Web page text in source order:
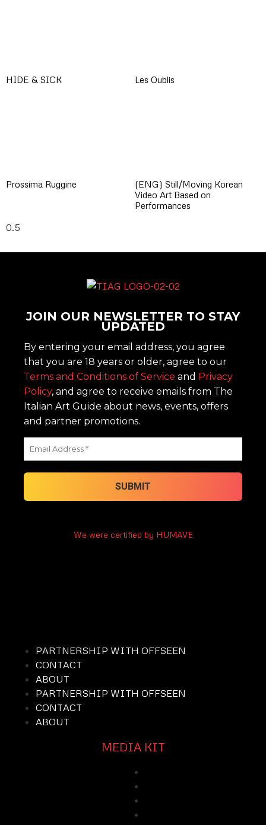
HIDE & SICK Les Oublis
Prossima Ruggine
(ENG) Still/Moving Korean
Video Art Based on
Performances
JOIN OUR NEWSLETTER TO STAY
UPDATED
By entering your email address, you agree
that you are 18 years or older, agree to our
Terms and Conditions of Service and Privacy
Policy, and agree to receive emails from The
Italian Art Guide about news, events, offers
and partner promotions.
We were certified by HUMAVE
PARTNERSHIP WITH OFFSEEN
CONTACT
ABOUT
PARTNERSHIP WITH OFFSEEN
CONTACT
ABOUT
MEDIA KIT